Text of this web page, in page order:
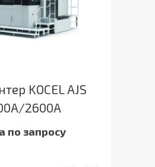
KOCEL AJS
2600A
по запросу